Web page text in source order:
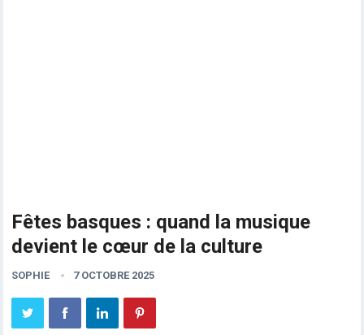
Fêtes basques : quand la musique
devient le cœur de la culture
SOPHIE 7 OCTOBRE 2025